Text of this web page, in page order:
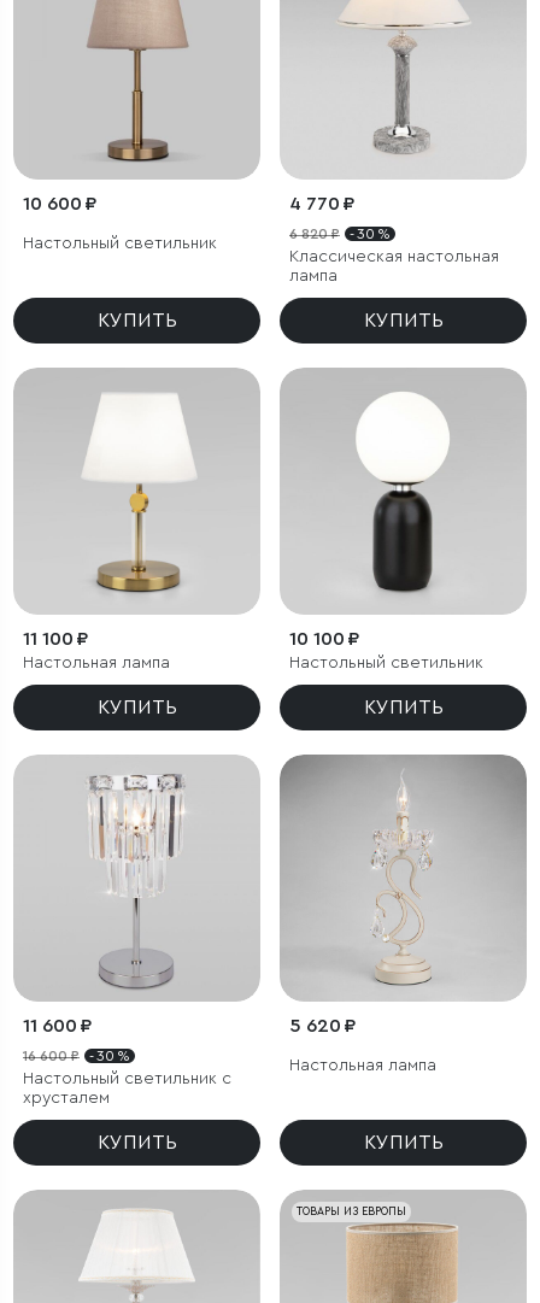
10 600 ₽
Настольный светильник
КУПИТЬ
4 770 ₽
6 820 ₽ - 30 %
Классическая настольная
лампа
КУПИТЬ
11 100 ₽
Настольная лампа
КУПИТЬ
10 100 ₽
Настольный светильник
КУПИТЬ
11 600 ₽
16 600 ₽ - 30 %
Настольный светильник с
хрусталем
КУПИТЬ
5 620 ₽
Настольная лампа
КУПИТЬ
ТОВАРЫ ИЗ ЕВРОПЫ